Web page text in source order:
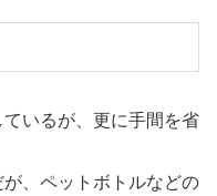
いるが、更に手間を省
、ペットボトルなどの